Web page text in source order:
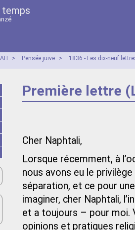
temps
> Pensée juive >
1836 - Les dix-neuf
Première lettre
Cher Naphtali,
Lorsque récemment, à
nous avons eu le
séparation, et ce pour
imaginer, cher Naphtali,
et a toujours – pour moi.
opinions et pratiques